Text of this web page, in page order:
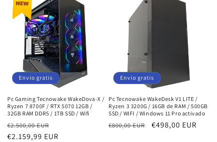
Envio gratis
Pc Gaming Tecnowake WakeDova-X /
Ryzen 7 8700F / RTX 5070 12GB /
32GB RAM DDR5 / 1TB SSD / Wifi
Precio
habitual
€2.500,00 EUR
de
€2.159,99 EUR
Envio gratis
Pc Tecnowake WakeDesk V1 LITE /
Ryzen 3 3200G / 16GB de RAM / 500GB
SSD / WIFI / Windows 11 Pro activado
Precio
€800,00 EUR
Precio
€498,00 EUR